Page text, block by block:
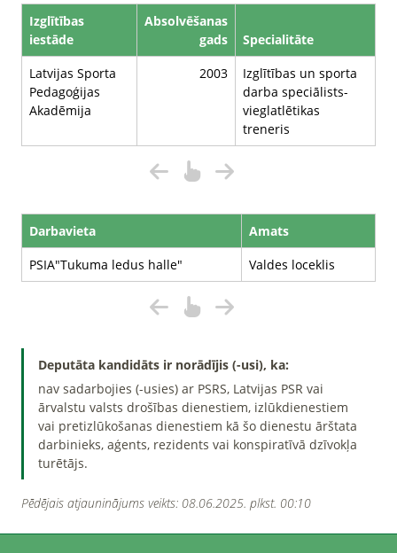
Izglītības
iestāde
Absolvēšanas
gads
Specialitāte
Latvijas Sporta
Pedagoģijas
Akadēmija
2003
Izglītības un sporta
darba speciālists-
vieglatlētikas
treneris
Darbavieta
Amats
PSIA"Tukuma ledus halle"
Valdes loceklis
Deputāta kandidāts ir norādījis (-usi), ka:
nav sadarbojies (-usies) ar PSRS, Latvijas PSR vai
ārvalstu valsts drošības dienestiem, izlūkdienestiem
vai pretizlūkošanas dienestiem kā šo dienestu ārštata
darbinieks, aģents, rezidents vai konspiratīvā dzīvokļa
turētājs.
Pēdējais atjauninājums veikts: 08.06.2025. plkst. 00:10